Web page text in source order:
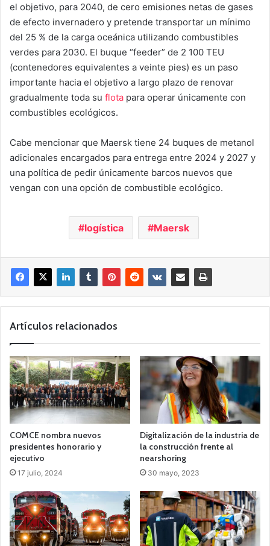
el objetivo, para 2040, de cero emisiones netas de gases
de efecto invernadero y pretende transportar un mínimo
del 25 % de la carga oceánica utilizando combustibles
verdes para 2030. El buque “feeder” de 2 100 TEU
(contenedores equivalentes a veinte pies) es un paso
importante hacia el objetivo a largo plazo de renovar
gradualmente toda su flota para operar únicamente con
combustibles ecológicos.
Cabe mencionar que Maersk tiene 24 buques de metanol
adicionales encargados para entrega entre 2024 y 2027 y
una política de pedir únicamente barcos nuevos que
vengan con una opción de combustible ecológico.
logística Maersk
Artículos relacionados
COMCE nombra nuevos
presidentes honorario y
ejecutivo
17 julio, 2024
Digitalización de la industria de
la construcción frente al
nearshoring
30 mayo, 2023